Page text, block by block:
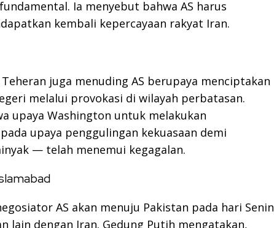
Ia menyebut bahwa AS harus
kembali kepercayaan rakyat Iran.
juga menuding AS berupaya menciptakan
melalui provokasi di wilayah perbatasan.
upaya Washington untuk melakukan
upaya penggulingan kekuasaan demi
— telah menemui kegagalan.
AS akan menuju Pakistan pada hari Senin
lain dengan Iran. Gedung Putih mengatakan,